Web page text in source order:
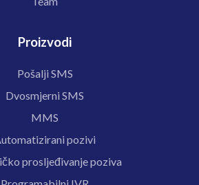
Proizvodi
Pošalji SMS
Dvosmjerni SMS
MMS
pozivi
prosljeđivanje poziva